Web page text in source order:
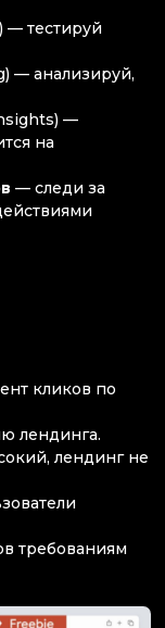
— тестируй
— анализируй,
—
на
— следи за
кликов по
лендинга.
лендинг не
требованиям